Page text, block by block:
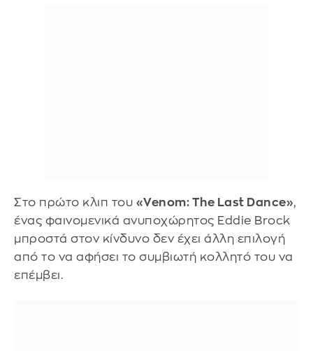
Στο πρώτο κλιπ του «Venom: The Last Dance»,
ένας φαινομενικά ανυποχώρητος Eddie Brock
μπροστά στον κίνδυνο δεν έχει άλλη επιλογή
από το να αφήσει το συμβιωτή κολλητό του να
επέμβει.